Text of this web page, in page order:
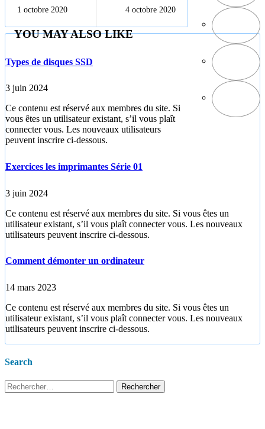
d'alimentation
d'un PC
1 octobre 2020
et Exercices
corrigés 4S
Lettres 1-5
4 octobre 2020
YOU MAY ALSO LIKE
Types de disques SSD
3 juin 2024
Ce contenu est réservé aux membres du site. Si
vous êtes un utilisateur existant, s’il vous plaît
connecter vous. Les nouveaux utilisateurs
peuvent inscrire ci-dessous.
Exercices les imprimantes Série 01
3 juin 2024
Ce contenu est réservé aux membres du site. Si vous êtes un
utilisateur existant, s’il vous plaît connecter vous. Les nouveaux
utilisateurs peuvent inscrire ci-dessous.
Comment démonter un ordinateur
14 mars 2023
Ce contenu est réservé aux membres du site. Si vous êtes un
utilisateur existant, s’il vous plaît connecter vous. Les nouveaux
utilisateurs peuvent inscrire ci-dessous.
Search
Rechercher :